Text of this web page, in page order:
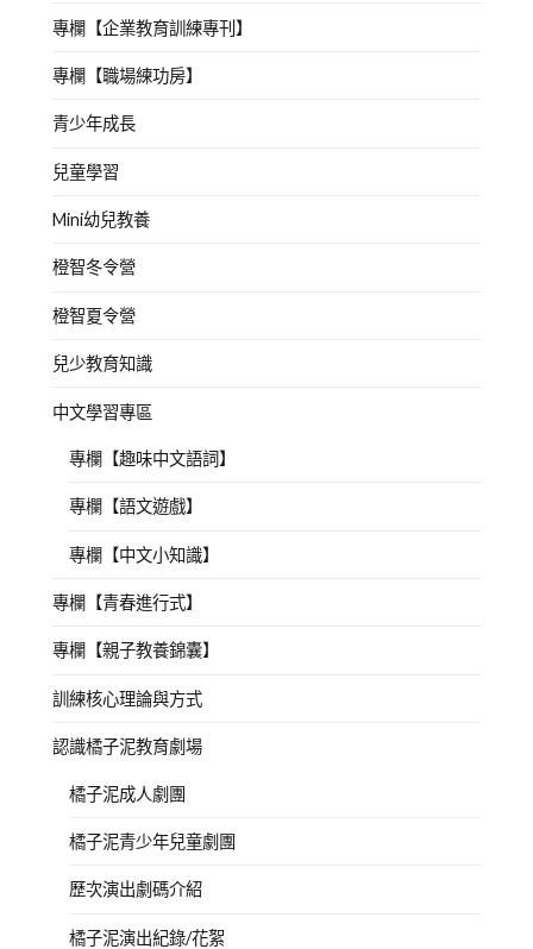
專欄【企業教育訓練專刊】
專欄【職場練功房】
青少年成長
兒童學習
Mini幼兒教養
橙智冬令營
橙智夏令營
兒少教育知識
中文學習專區
專欄【趣味中文語詞】
專欄【語文遊戲】
專欄【中文小知識】
專欄【青春進行式】
專欄【親子教養錦囊】
訓練核心理論與方式
認識橘子泥教育劇場
橘子泥成人劇團
橘子泥青少年兒童劇團
歷次演出劇碼介紹
橘子泥演出紀錄/花絮